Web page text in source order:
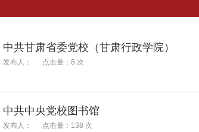
中共甘肃省委党校（甘肃行政学院）
发布人： 点击量：8 次
中共中央党校图书馆
发布人： 点击量：138 次